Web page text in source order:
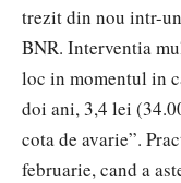
trezit din nou intr-
BNR. Interventia
loc in momentul in
doi ani, 3,4 lei
cota de avarie”.
februarie, cand a